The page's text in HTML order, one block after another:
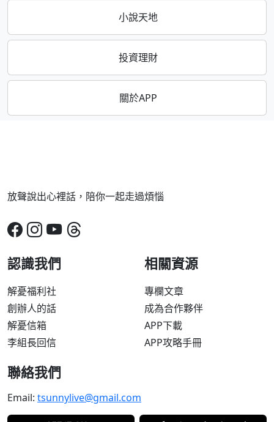
小說天地
投資理財
關於APP
放聲說出心裡話，陪你一起走過煩惱
認識我們
解憂福利社
創辦人的話
解憂信箱
李組長回信
相關資源
專欄文章
成為合作夥伴
APP下載
APP攻略手冊
聯絡我們
Email: tsunnylive@gmail.com